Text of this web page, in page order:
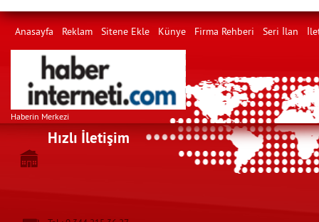
Anasayfa Reklam Sitene Ekle Künye Firma Rehberi Seri İlan
Haberin Merkezi
Hızlı İletişim